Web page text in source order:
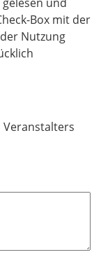
Box mit der
Nutzung